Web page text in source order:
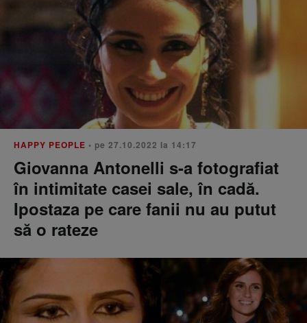
HAPPY PEOPLE • pe 27.10.2022 la 14:17
Giovanna Antonelli s-a fotografiat
în intimitate casei sale, în cadă.
Ipostaza pe care fanii nu au putut
să o rateze